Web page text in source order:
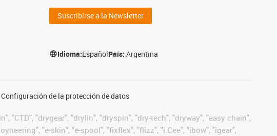
Suscribirse a la Newsletter
Idioma:EspañolPaís:Argentina
Configuración de la protección de datos
"CTD", "drygear", "drylin", "dryspin", "dry-tech", "dryway", "easy chain",
"e-skin", "e-spool", "fixflex", "flizz", "i.Cee", "ibow", "igear",